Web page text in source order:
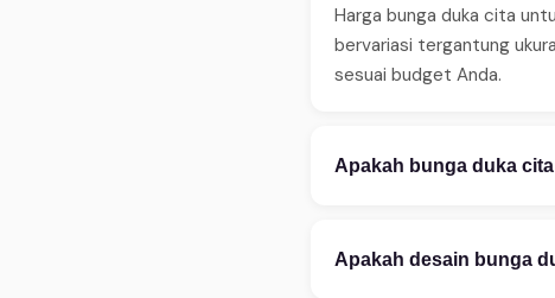
Harga bunga duka cita
bervariasi tergantung
sesuai budget Anda.
Apakah bunga duka
sebelum jam 14:00.
Apakah desain bunga